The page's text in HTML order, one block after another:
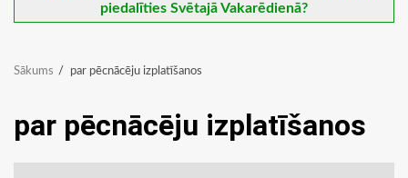
piedalīties Svētajā Vakarēdienā?
Sākums par pēcnācēju izplatīšanos
par pēcnācēju izplatīšanos